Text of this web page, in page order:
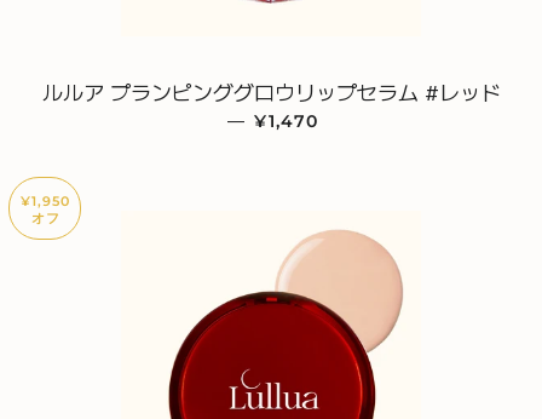
ルルア プランピンググロウリップセラム #レッド
— 販売価格
¥1,470
¥1,950
オフ